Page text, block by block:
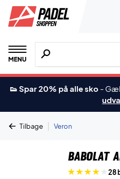
MENU
Søg efter produkter,
👟 Spar 20% på alle sko -
Tilbage | Veron
Babolat
28